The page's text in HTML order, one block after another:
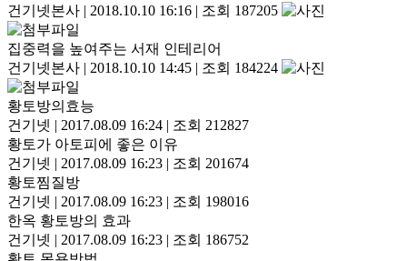
건기넷본사 | 2018.10.10 16:16 | 조회 187205
집중력을 높여주는 서재 인테리어
건기넷본사 | 2018.10.10 14:45 | 조회 184224
황토방의효능
건기넷 | 2017.08.09 16:24 | 조회 212827
황토가 아토피에 좋은 이유
건기넷 | 2017.08.09 16:23 | 조회 201674
황토찜질방
건기넷 | 2017.08.09 16:23 | 조회 198016
한옥 황토방의 효과
건기넷 | 2017.08.09 16:23 | 조회 186752